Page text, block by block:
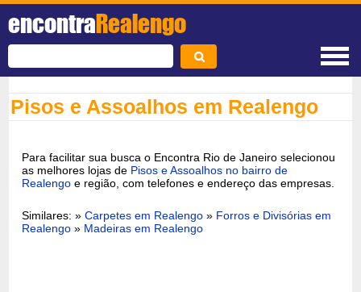
encontraRealengo
Pisos e Assoalhos em Realengo
Para facilitar sua busca o Encontra Rio de Janeiro selecionou
as melhores lojas de Pisos e Assoalhos no bairro de
Realengo e região, com telefones e endereço das empresas.
Similares: »Carpetes em Realengo » Forros e Divisórias em
Realengo » Madeiras em Realengo